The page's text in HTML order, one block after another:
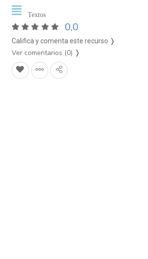
Textos
0,0
Califica y comenta este recurso ❭
Ver comentarios (0) ❭